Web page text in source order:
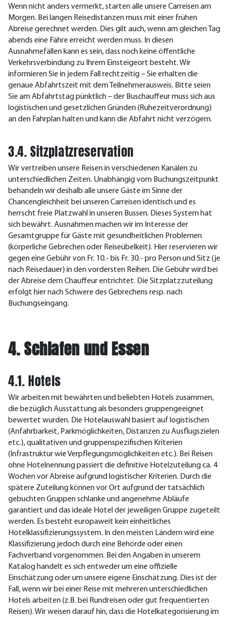
Wenn nicht anders vermerkt, starten alle unsere Carreisen am
Morgen. Bei langen Reisedistanzen muss mit einer frühen
Abreise gerechnet werden. Dies gilt auch, wenn am gleichen Tag
abends eine Fähre erreicht werden muss. In diesen
Ausnahmefällen kann es sein, dass noch keine öffentliche
Verkehrsverbindung zu Ihrem Einsteigeort besteht. Wir
informieren Sie in jedem Fall rechtzeitig – Sie erhalten die
genaue Abfahrtszeit mit dem Teilnehmerausweis. Bitte seien
Sie am Abfahrtstag pünktlich – der Buschauffeur muss sich aus
logistischen und gesetzlichen Gründen (Ruhezeitverordnung)
an den Fahrplan halten und kann die Abfahrt nicht verzögern.
3.4. Sitzplatzreservation
Wir vertreiben unsere Reisen in verschiedenen Kanälen zu
unterschiedlichen Zeiten. Unabhängig vom Buchungszeitpunkt
behandeln wir deshalb alle unsere Gäste im Sinne der
Chancengleichheit bei unseren Carreisen identisch und es
herrscht freie Platzwahl in unseren Bussen. Dieses System hat
sich bewährt. Ausnahmen machen wir im Interesse der
Gesamtgruppe für Gäste mit gesundheitlichen Problemen
(körperliche Gebrechen oder Reiseübelkeit). Hier reservieren wir
gegen eine Gebühr von Fr. 10.- bis Fr. 30.- pro Person und Sitz (je
nach Reisedauer) in den vordersten Reihen. Die Gebühr wird bei
der Abreise dem Chauffeur entrichtet. Die Sitzplatzzuteilung
erfolgt hier nach Schwere des Gebrechens resp. nach
Buchungseingang.
4. Schlafen und Essen
4.1. Hotels
Wir arbeiten mit bewährten und beliebten Hotels zusammen,
die bezüglich Ausstattung als besonders gruppengeeignet
bewertet wurden. Die Hotelauswahl basiert auf logistischen
(Anfahrbarkeit, Parkmöglichkeiten, Distanzen zu Ausflugszielen
etc.), qualitativen und gruppenspezifischen Kriterien
(Infrastruktur wie Verpflegungsmöglichkeiten etc.). Bei Reisen
ohne Hotelnennung passiert die definitive Hotelzuteilung ca. 4
Wochen vor Abreise aufgrund logistischer Kriterien. Durch die
spätere Zuteilung können vor Ort aufgrund der tatsächlich
gebuchten Gruppen schlanke und angenehme Abläufe
garantiert und das ideale Hotel der jeweiligen Gruppe zugeteilt
werden. Es besteht europaweit kein einheitliches
Hotelklassifizierungssystem. In den meisten Ländern wird eine
Klassifizierung jedoch durch eine Behörde oder einen
Fachverband vorgenommen. Bei den Angaben in unserem
Katalog handelt es sich entweder um eine offizielle
Einschätzung oder um unsere eigene Einschätzung. Dies ist der
Fall, wenn wir bei einer Reise mit mehreren unterschiedlichen
Hotels arbeiten (z.B. bei Rundreisen oder gut frequentierten
Reisen). Wir weisen darauf hin, dass die Hotelkategorisierung im